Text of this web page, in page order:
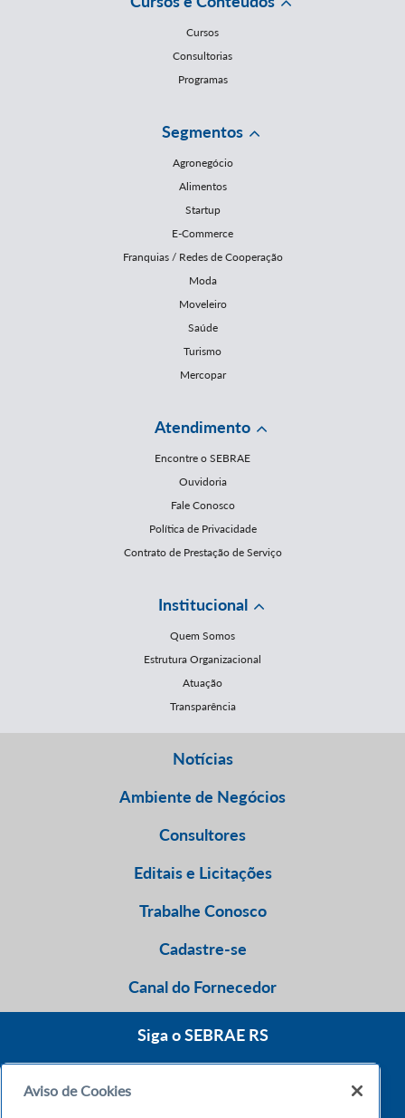
Cursos
Consultorias
Programas
Segmentos
Agronegócio
Alimentos
Startup
E-Commerce
Franquias / Redes de Cooperação
Moda
Moveleiro
Saúde
Turismo
Mercopar
Atendimento
Encontre o SEBRAE
Ouvidoria
Fale Conosco
Política de Privacidade
Contrato de Prestação de Serviço
Institucional
Quem Somos
Estrutura Organizacional
Atuação
Transparência
Notícias
Ambiente de Negócios
Consultores
Editais e Licitações
Trabalhe Conosco
Cadastre-se
Canal do Fornecedor
Siga o SEBRAE RS
Aviso de Cookies